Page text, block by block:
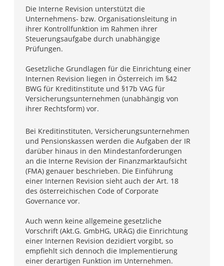
Die Interne Revision unterstützt die
Unternehmens- bzw. Organisationsleitung in
ihrer Kontrollfunktion im Rahmen ihrer
Steuerungsaufgabe durch unabhängige
Prüfungen.
Gesetzliche Grundlagen für die Einrichtung einer
Internen Revision liegen in Österreich im §42
BWG für Kreditinstitute und §17b VAG für
Versicherungsunternehmen (unabhängig von
ihrer Rechtsform) vor.
Bei Kreditinstituten, Versicherungsunternehmen
und Pensionskassen werden die Aufgaben der IR
darüber hinaus in den Mindestanforderungen
an die Interne Revision der Finanzmarktaufsicht
(FMA) genauer beschrieben. Die Einführung
einer Internen Revision sieht auch der Art. 18
des österreichischen Code of Corporate
Governance vor.
Auch wenn keine allgemeine gesetzliche
Vorschrift (Akt.G. GmbHG, URÄG) die Einrichtung
einer Internen Revision dezidiert vorgibt, so
empfiehlt sich dennoch die Implementierung
einer derartigen Funktion im Unternehmen.